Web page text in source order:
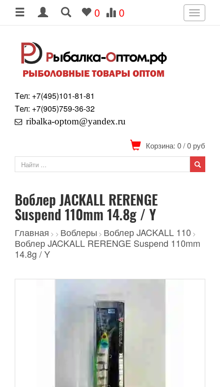
0 0
Toggle
Tел: +7(495)101-81-81
Tел: +7(905)759-36-32
ribalka-optom@yandex.ru
Корзина: 0/0 руб
Воблер JACKALL RERENGE
Suspend 110mm 14.8g / Y
Главная > > Воблеры > Воблер JACKALL 110 >
Воблер JACKALL RERENGE Suspend 110mm
14.8g / Y